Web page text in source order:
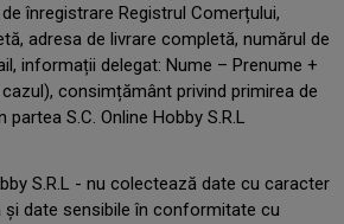
înregistrare Registrul Comerțului,
adresa de livrare completă, numărul de
informații delegat: Nume – Prenume +
consimțământ privind primirea de
S.C. Online Hobby S.R.L
S.R.L - nu colectează date cu caracter
date sensibile în conformitate cu